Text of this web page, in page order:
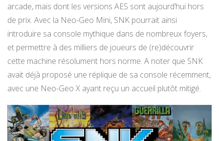
arcade, mais dont les versions AES sont aujourd’hui hors
de prix. Avec la Neo-Geo Mini, SNK pourrait ainsi
introduire sa console mythique dans de nombreux foyers,
et permettre à des milliers de joueurs de (re)découvrir
cette machine résolument hors norme. A noter que SNK
avait déjà proposé une réplique de sa console récemment,
avec une Neo-Geo X ayant reçu un accueil plutôt mitigé.